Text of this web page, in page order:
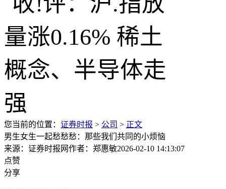
您当前的位置： 证券时报 > 公司 > 正文
男生女生一起愁愁愁：那些我们共同的小烦恼
来源：证券时报网作者：郑惠敏2026-02-10 14:13:07
点赞
分享